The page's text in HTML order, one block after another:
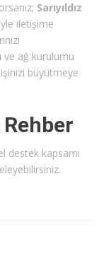
Sarıyıldız
iletişime
ve ağ kurulumu
büyütmeye
destek kapsamı